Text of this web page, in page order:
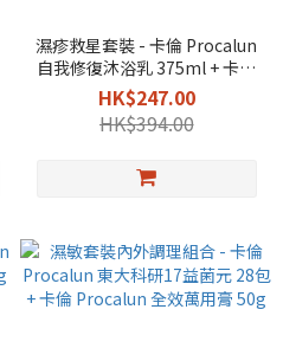
濕疹救星套裝 - 卡倫 Procalun
自我修復沐浴乳 375ml + 卡倫
Procalun 全效萬用膏 50g
HK$247.00
HK$394.00